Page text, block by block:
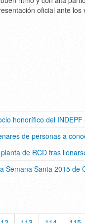
oficial ante
honorífico del
de personas a
de RCD tras
Semana Santa 2015 de